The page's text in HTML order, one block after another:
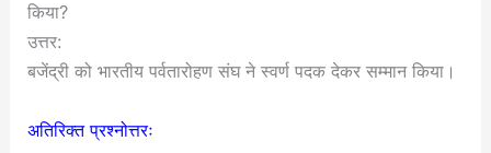
किया?
उत्तर:
बजेंद्री को भारतीय पर्वतारोहण संघ ने स्वर्ण पदक देकर सम्मान किया।
अतिरिक्त प्रश्नोत्तरः